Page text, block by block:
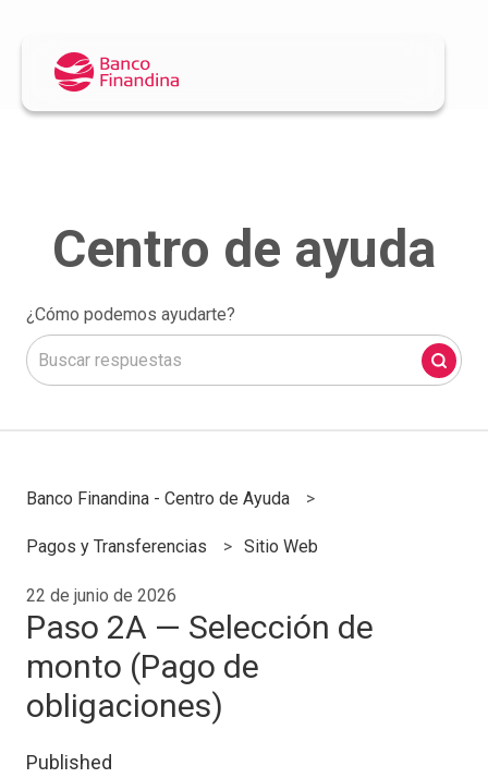
¿Cómo podemos ayudarte?
Banco Finandina - Centro de Ayuda
Pagos y Transferencias Sitio Web
22 de junio de 2026
Paso 2A — Selección de
monto (Pago de
obligaciones)
Published